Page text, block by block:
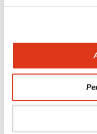
Soggiorni balneari
Rafting